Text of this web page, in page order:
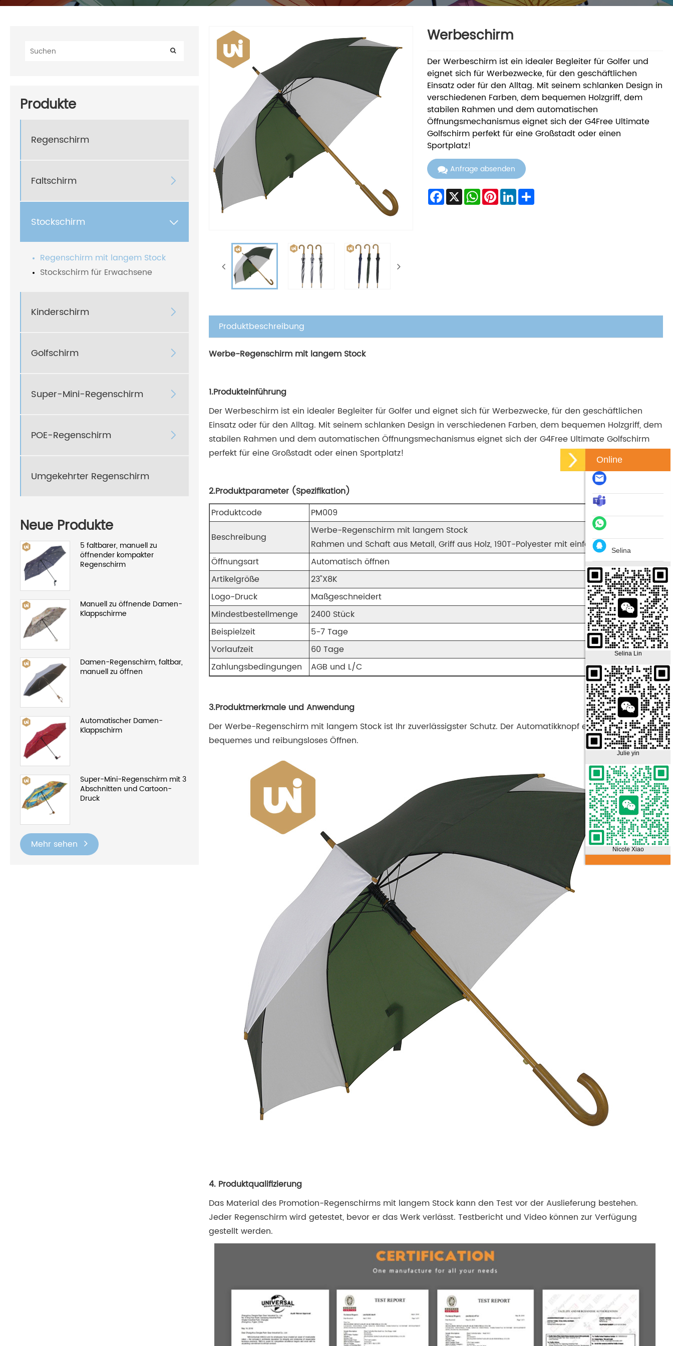
Produkte
Regenschirm
Faltschirm 
Stockschirm 
Regenschirm mit langem Stock
Stockschirm für Erwachsene
Kinderschirm 
Golfschirm 
Super-Mini-Regenschirm 
POE-Regenschirm 
Umgekehrter Regenschirm
Neue Produkte
5 faltbarer, manuell zu
öffnender kompakter
Regenschirm
Manuell zu öffnende Damen-
Klappschirme
Damen-Regenschirm, faltbar,
manuell zu öffnen
Automatischer Damen-
Klappschirm
Super-Mini-Regenschirm mit 3
Abschnitten und Cartoon-
Druck
Mehr sehen
Werbeschirm
Der Werbeschirm ist ein idealer Begleiter für Golfer und
eignet sich für Werbezwecke, für den geschäftlichen
Einsatz oder für den Alltag. Mit seinem schlanken Design in
verschiedenen Farben, dem bequemen Holzgriff, dem
stabilen Rahmen und dem automatischen
Öffnungsmechanismus eignet sich der G4Free Ultimate
Golfschirm perfekt für eine Großstadt oder einen
Sportplatz!
Anfrage absenden
Facebook
X WhatsApp
PinterestLinkedInShare
Produktbeschreibung
Werbe-Regenschirm mit langem Stock
1.Produkteinführung
Der Werbeschirm ist ein idealer Begleiter für Golfer und eignet sich für Werbezwecke, für den geschäftlichen
Einsatz oder für den Alltag. Mit seinem schlanken Design in verschiedenen Farben, dem bequemen Holzgriff, dem
stabilen Rahmen und dem automatischen Öffnungsmechanismus eignet sich der G4Free Ultimate Golfschirm
perfekt für eine Großstadt oder einen Sportplatz!
2.Produktparameter (Spezifikation)
Produktcode
PM009
Beschreibung
Werbe-Regenschirm mit langem Stock
Rahmen und Schaft aus Metall, Griff aus Holz, 190T-Polyester mit einfarbiger Farbe
Öffnungsart
Automatisch öffnen
Artikelgröße
23"X8K
Logo-Druck
Maßgeschneidert
Mindestbestellmenge
2400 Stück
Beispielzeit
5-7 Tage
Vorlaufzeit
60 Tage
Zahlungsbedingungen
AGB und L/C
3.Produktmerkmale und Anwendung
Der Werbe-Regenschirm mit langem Stock ist Ihr zuverlässigster Schutz. Der Automatikknopf ermöglicht ein
bequemes und reibungsloses Öffnen.
4. Produktqualifizierung
Das Material des Promotion-Regenschirms mit langem Stock kann den Test vor der Auslieferung bestehen.
Jeder Regenschirm wird getestet, bevor er das Werk verlässt. Testbericht und Video können zur Verfügung
gestellt werden.
Online
Selina
Selina Lin
Julie yin
Nicole Xiao